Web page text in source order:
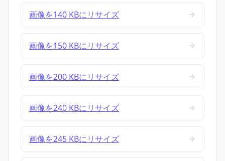
画像を140 KBにリサイズ
画像を150 KBにリサイズ
画像を200 KBにリサイズ
画像を240 KBにリサイズ
画像を245 KBにリサイズ